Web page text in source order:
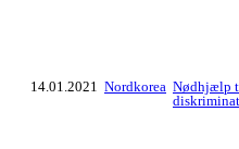
14.01.2021 Nordkorea Nødhjælp